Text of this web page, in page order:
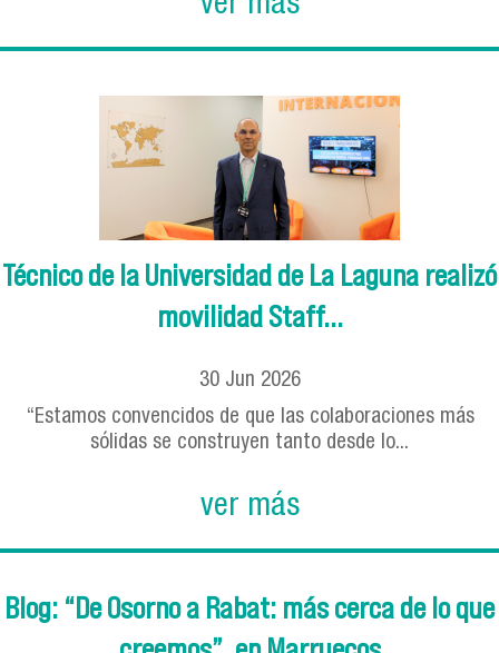
Técnico de la Universidad de La Laguna realizó
movilidad Staff...
30 Jun 2026
“Estamos convencidos de que las colaboraciones más
sólidas se construyen tanto desde lo...
ver más
Blog: “De Osorno a Rabat: más cerca de lo que